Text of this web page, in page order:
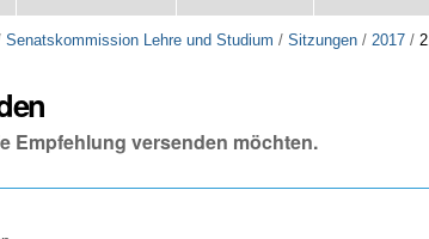
Senatskommission Lehre und Studium /Sitzungen /2017 /
Empfehlung versenden möchten.